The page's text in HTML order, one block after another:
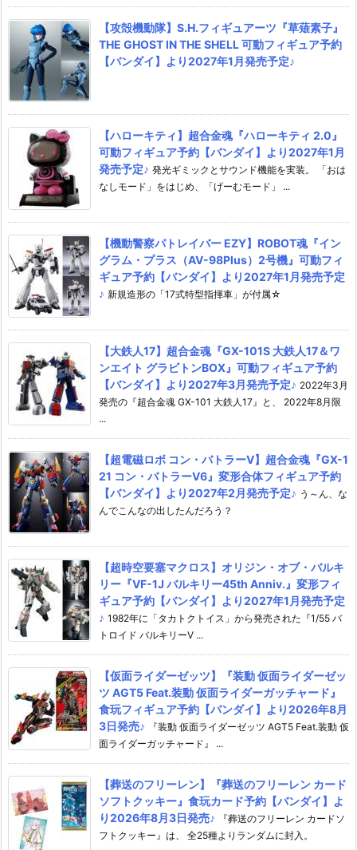
【攻殻機動隊】S.H.フィギュアーツ『草薙素子』
THE GHOST IN THE SHELL 可動フィギュア予約
【バンダイ】より2027年1月発売予定♪
【ハローキティ】超合金魂『ハローキティ 2.0』
可動フィギュア予約【バンダイ】より2027年1月
発売予定♪ 発光ギミックとサウンド機能を実装。 「おは
なしモード」をはじめ、「げーむモード」 ...
【機動警察パトレイバー EZY】ROBOT魂『イン
グラム・プラス（AV-98Plus）2号機』可動フィ
ギュア予約【バンダイ】より2027年1月発売予定
♪ 新規造形の「17式特型指揮車」が付属☆
【大鉄人17】超合金魂『GX-101S 大鉄人17＆ワ
ンエイト グラビトンBOX』可動フィギュア予約
【バンダイ】より2027年3月発売予定♪ 2022年3月
発売の『超合金魂 GX-101 大鉄人17』と、 2022年8月限
...
【超電磁ロボ コン・バトラーV】超合金魂『GX-1
21 コン・バトラーV6』変形合体フィギュア予約
【バンダイ】より2027年2月発売予定♪ う～ん、な
んでこんなの出したんだろう？
【超時空要塞マクロス】オリジン・オブ・バルキ
リー『VF-1J バルキリー45th Anniv.』変形フィ
ギュア予約【バンダイ】より2027年1月発売予定
♪ 1982年に「タカトクトイス」から発売された『1/55 バ
トロイド バルキリーV ...
【仮面ライダーゼッツ】『装動 仮面ライダーゼッ
ツ AGT5 Feat.装動 仮面ライダーガッチャード』
食玩フィギュア予約【バンダイ】より2026年8月
3日発売♪
『装動 仮面ライダーゼッツ AGT5 Feat.装動 仮
面ライダーガッチャード』 ...
【葬送のフリーレン】『葬送のフリーレン カード
ソフトクッキー』食玩カード予約【バンダイ】よ
り2026年8月3日発売♪
『葬送のフリーレン カードソ
フトクッキー』は、 全25種よりランダムに封入。